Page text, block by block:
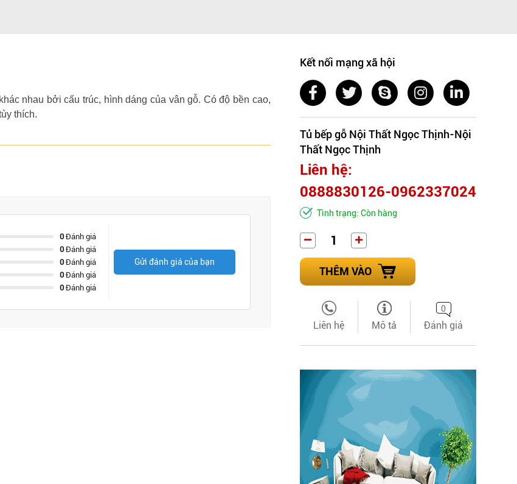
nhau bởi cấu trúc, hình dáng của vân gỗ. Có độ bền cao,
thích.
0Đánh giá
0Đánh giá
0Đánh giá
0Đánh giá
0Đánh giá
Gửi đánh giá của bạn
Kết nối mạng xã hội
Tủ bếp gỗ Nội Thất Ngọc Thịnh-Nội
Thất Ngọc Thịnh
Liên hệ:
0888830126-0962337024
Tình trạng: Còn hàng
THÊM VÀO
Liên hệ Mô tả
0
Đánh giá